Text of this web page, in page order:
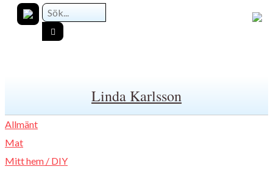
Linda Karlsson
Allmänt
Mat
Mitt hem / DIY